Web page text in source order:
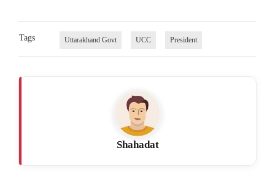
Tags Uttarakhand Govt UCC President
Shahadat